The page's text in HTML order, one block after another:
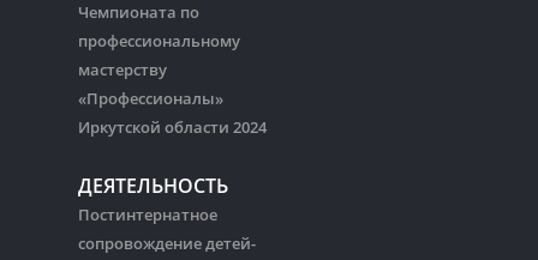
Чемпионата по
профессиональному
мастерству
«Профессионалы»
Иркутской области 2024
ДЕЯТЕЛЬНОСТЬ
Постинтернатное
сопровождение детей-